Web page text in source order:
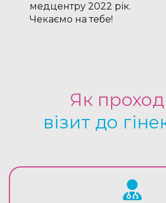
медцентру 2022 рік.
Чекаємо на тебе!
Як
візит до